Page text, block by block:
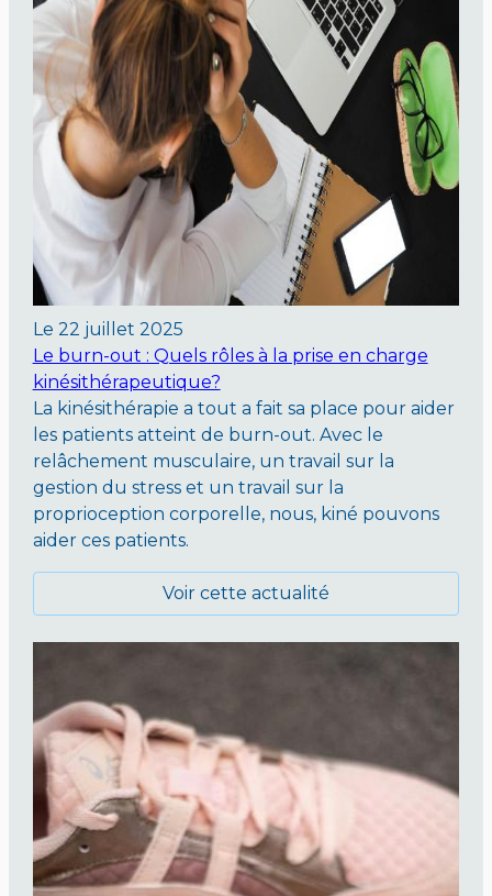
Le 22 juillet 2025
Le burn-out : Quels rôles à la prise en charge
kinésithérapeutique?
La kinésithérapie a tout a fait sa place pour aider
les patients atteint de burn-out. Avec le
relâchement musculaire, un travail sur la
gestion du stress et un travail sur la
proprioception corporelle, nous, kiné pouvons
aider ces patients.
Voir cette actualité